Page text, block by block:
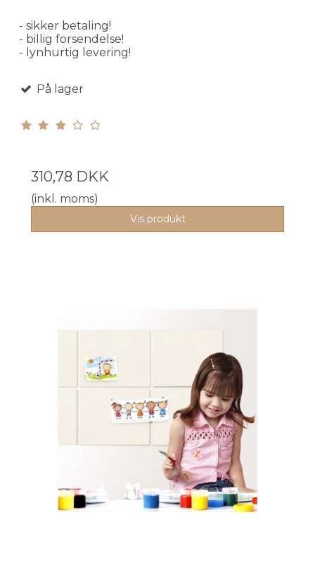
- sikker betaling!
- billig forsendelse!
- lynhurtig levering!
På lager
310,78 DKK
(inkl. moms)
Vis produkt